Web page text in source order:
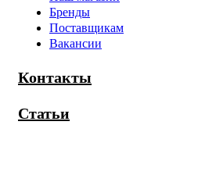
Бренды
Поставщикам
Вакансии
Контакты
Статьи